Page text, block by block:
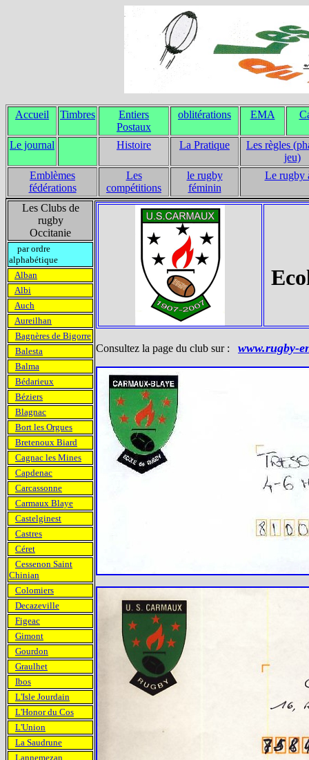
Accueil Timbres
Entiers
Postaux
oblitérations EMA
Le journal Histoire La Pratique
Les règles
jeu)
Emblèmes
fédérations
Les
compétitions
le rugby
féminin
Le rugby
Les Clubs de
rugby
Occitanie
Consultez la page du club sur : www.rugby-
par ordre
alphabétique
Alban
Albi
Auch
Aureilhan
Bagnères de Bigorre
Balesta
Balma
Bédarieux
Béziers
Blagnac
Bort les Orgues
Bretenoux Biard
Cagnac les Mines
Capdenac
Carcassonne
Carmaux Blaye
Castelginest
Castres
Céret
Cessenon Saint
Chinian
Colomiers
Decazeville
Figeac
Gimont
Gourdon
Graulhet
Ibos
L'Isle Jourdain
L'Honor du Cos
L'Union
La Saudrune
Lannemezan